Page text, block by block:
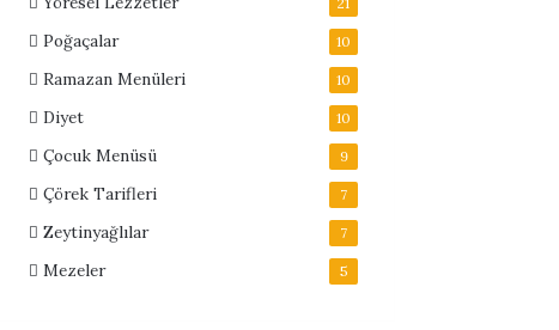
Poğaçalar 10
Ramazan Menüleri 10
Diyet 10
Çocuk Menüsü 9
Çörek Tarifleri 7
Zeytinyağlılar 7
Mezeler 5